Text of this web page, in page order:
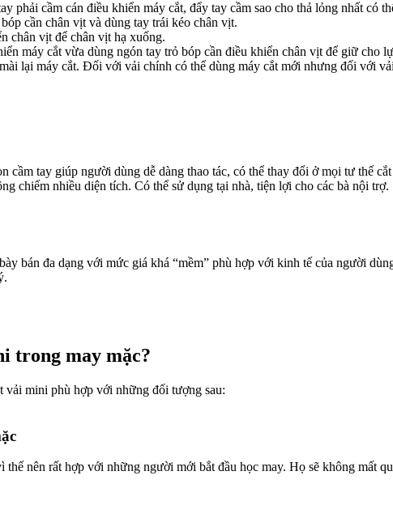
phải cầm cán điều khiển máy cắt, đẩy tay cầm sao cho thả lỏng nhất có
cần chân vịt và dùng tay trái kéo chân vịt.
chân vịt để chân vịt hạ xuống.
máy cắt vừa dùng ngón tay trỏ bóp cần điều khiển chân vịt để giữ cho
lại máy cắt. Đối với vải chính có thể dùng máy cắt mới nhưng đối với
tay giúp người dùng dễ dàng thao tác, có thể thay đổi ở mọi tư thế
chiếm nhiều diện tích. Có thể sử dụng tại nhà, tiện lợi cho các bà nội trợ.
bán đa dạng với mức giá khá “mềm” phù hợp với kinh tế của người
trong may mặc?​
vải mini phù hợp với những đối tượng sau:
nên rất hợp với những người mới bắt đầu học may. Họ sẽ không mất